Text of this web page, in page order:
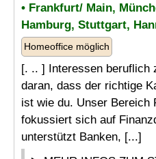
• Frankfurt/ Main,
Hamburg, Stuttgart,
Homeoffice möglich
[. .. ] Interessen beruflich
daran, dass der richtige
ist wie du. Unser Bereich
fokussiert sich auf
unterstützt Banken, [...]